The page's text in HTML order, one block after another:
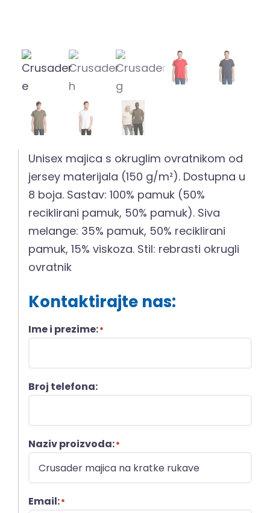
Unisex majica s okruglim ovratnikom od
jersey materijala (150 g/m²). Dostupna u
8 boja. Sastav: 100% pamuk (50%
reciklirani pamuk, 50% pamuk). Siva
melange: 35% pamuk, 50% reciklirani
pamuk, 15% viskoza. Stil: rebrasti okrugli
ovratnik
Kontaktirajte nas:
Ime i prezime:*
Broj telefona:
Naziv proizvoda:*
Email:*